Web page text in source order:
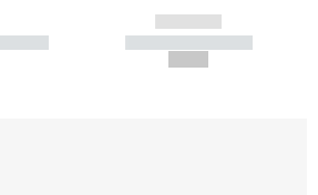
------------
----------- -----------